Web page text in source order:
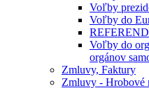
Voľby
Voľby do
Voľby do
orgánov
Zmluvy, Faktury
Zmluvy - Hrobové